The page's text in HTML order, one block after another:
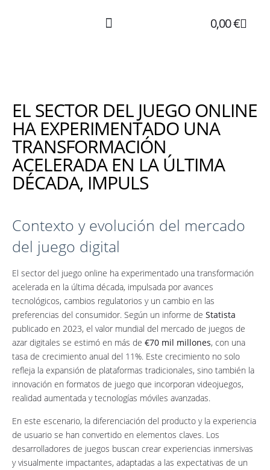
0,00€
EL SECTOR DEL JUEGO ONLINE
HA EXPERIMENTADO UNA
TRANSFORMACIÓN
ACELERADA EN LA ÚLTIMA
DÉCADA, IMPULS
Contexto y evolución del mercado
del juego digital
El sector del juego online ha experimentado una transformación
acelerada en la última década, impulsada por avances
tecnológicos, cambios regulatorios y un cambio en las
preferencias del consumidor. Según un informe de Statista
publicado en 2023, el valor mundial del mercado de juegos de
azar digitales se estimó en más de €70 mil millones, con una
tasa de crecimiento anual del 11%. Este crecimiento no solo
refleja la expansión de plataformas tradicionales, sino también la
innovación en formatos de juego que incorporan videojuegos,
realidad aumentada y tecnologías móviles avanzadas.
En este escenario, la diferenciación del producto y la experiencia
de usuario se han convertido en elementos claves. Los
desarrolladores de juegos buscan crear experiencias inmersivas
y visualmente impactantes, adaptadas a las expectativas de un